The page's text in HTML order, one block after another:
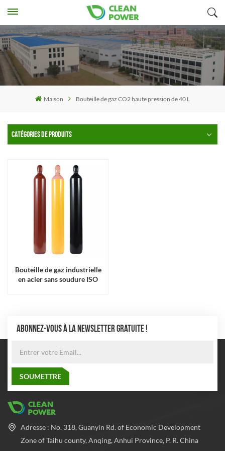
Maison Bouteille de gaz CO2 haute pression de 40 L
CATÉGORIES DE PRODUITS
Bouteille de gaz industrielle
en acier sans soudure ISO
ABONNEZ-VOUS À LA NEWSLETTER GRATUITE !
Adresse : No. 318, Guanyin Rd. of Economic Development
Zone of Taihu county, Anqing, Anhui Province, P. R. China